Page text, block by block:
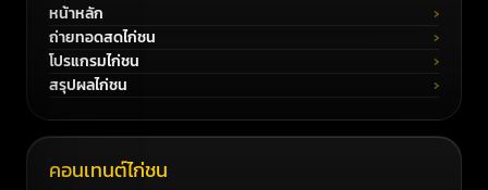
หน้าหลัก
ถ่ายทอดสดไก่ชน
โปรแกรมไก่ชน
สรุปผลไก่ชน
คอนเทนต์ไก่ชน